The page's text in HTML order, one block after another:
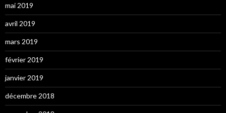
mai 2019
avril 2019
mars 2019
février 2019
janvier 2019
décembre 2018